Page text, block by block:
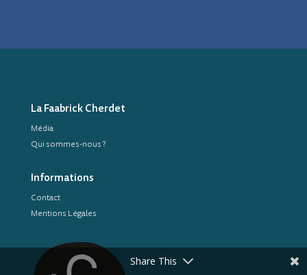
La Faabrick Cherdet
Média
Qui sommes-nous ?
Informations
Contact
Mentions Légales
Share This